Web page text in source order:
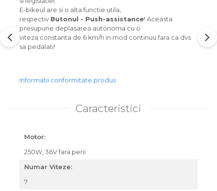
E-bikeul are si o alta functie utila,
respectiv Butonul - Push-assistance! Aceasta
presupune deplasarea autonoma cu o
viteza constanta de 6 km/h in mod continuu fara ca dvs
sa pedalati!
Informatii conformitate produs
Caracteristici
Motor:
250W, 36V fara perii
Numar Viteze:
7